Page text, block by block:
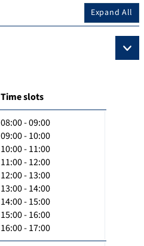
Expand All
Time slots
08:00 - 09:00
09:00 - 10:00
10:00 - 11:00
11:00 - 12:00
12:00 - 13:00
13:00 - 14:00
14:00 - 15:00
15:00 - 16:00
16:00 - 17:00